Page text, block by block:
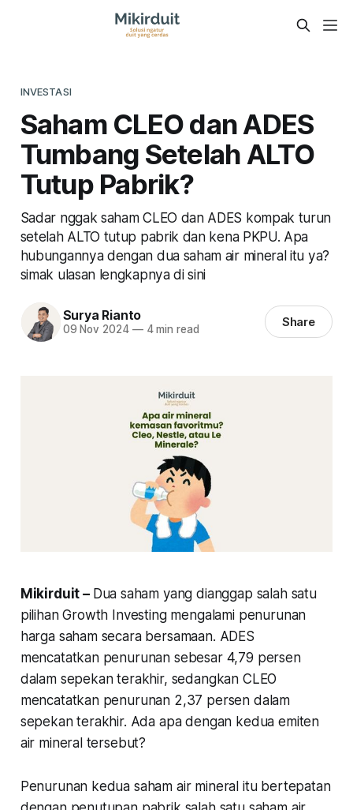
INVESTASI
Saham CLEO dan ADES
Tumbang Setelah ALTO
Tutup Pabrik?
Sadar nggak saham CLEO dan ADES kompak turun
setelah ALTO tutup pabrik dan kena PKPU. Apa
hubungannya dengan dua saham air mineral itu ya?
simak ulasan lengkapnya di sini
Surya Rianto
09 Nov 2024 —4 min read Share
Mikirduit – Dua saham yang dianggap salah satu
pilihanGrowth Investingmengalami penurunan
harga saham secara bersamaan. ADES
mencatatkan penurunan sebesar 4,79 persen
dalam sepekan terakhir, sedangkan CLEO
mencatatkan penurunan 2,37 persen dalam
sepekan terakhir. Ada apa dengan kedua emiten
air mineral tersebut?
Penurunan kedua saham air mineral itu bertepatan